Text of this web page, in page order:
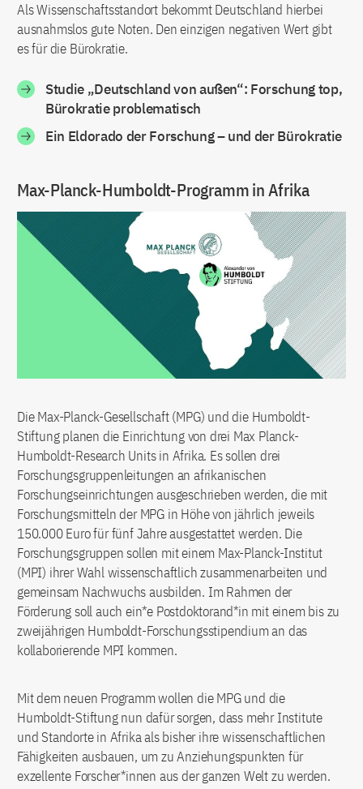
Als Wissenschaftsstandort bekommt Deutschland hierbei
ausnahmslos gute Noten. Den einzigen negativen Wert gibt
es für die Bürokratie.
Studie „Deutschland von außen“: Forschung top,
Bürokratie problematisch
Ein Eldorado der Forschung – und der Bürokratie
Max-Planck-Humboldt-Programm in Afrika
Die Max-Planck-Gesellschaft (MPG) und die Humboldt-
Stiftung planen die Einrichtung von drei Max Planck-
Humboldt-Research Units in Afrika. Es sollen drei
Forschungsgruppenleitungen an afrikanischen
Forschungseinrichtungen ausgeschrieben werden, die mit
Forschungsmitteln der MPG in Höhe von jährlich jeweils
150.000 Euro für fünf Jahre ausgestattet werden. Die
Forschungsgruppen sollen mit einem Max-Planck-Institut
(MPI) ihrer Wahl wissenschaftlich zusammenarbeiten und
gemeinsam Nachwuchs ausbilden. Im Rahmen der
Förderung soll auch ein*e Postdoktorand*in mit einem bis zu
zweijährigen Humboldt-Forschungsstipendium an das
kollaborierende MPI kommen.
Mit dem neuen Programm wollen die MPG und die
Humboldt-Stiftung nun dafür sorgen, dass mehr Institute
und Standorte in Afrika als bisher ihre wissenschaftlichen
Fähigkeiten ausbauen, um zu Anziehungspunkten für
exzellente Forscher*innen aus der ganzen Welt zu werden.